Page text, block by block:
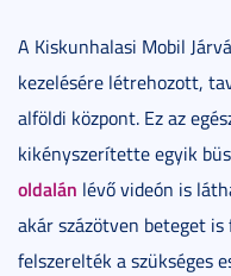
A Kiskunhalasi Mobil
kezelésére létrehozott,
alföldi központ. Ez az
kikényszerítette egyik
oldalán lévő videón is
akár százötven beteget
felszerelték a szükséges